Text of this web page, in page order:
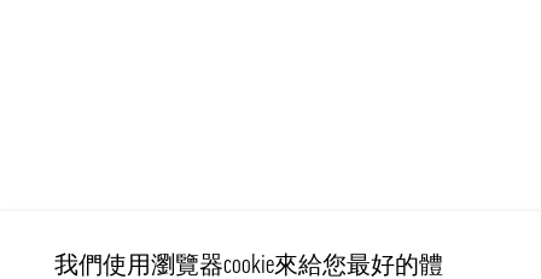
我們使用瀏覽器cookie來給您最好的體